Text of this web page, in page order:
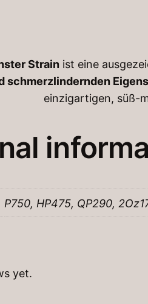
Strain ist eine
schmerzlindernden
einzigartigen, süß-
P750, HP475, QP290,
yet.